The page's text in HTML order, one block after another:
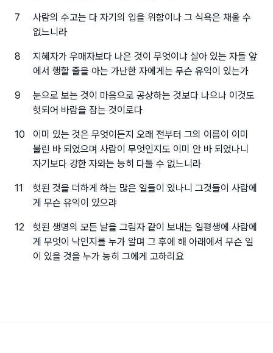
7
사람의 수고는 다 자기의 입을 위함이나 그 식욕은 채울 수
없느니라
8
지혜자가 우매자보다 나은 것이 무엇이냐 살아 있는 자들 앞
에서 행할 줄을 아는 가난한 자에게는 무슨 유익이 있는가
9
눈으로 보는 것이 마음으로 공상하는 것보다 나으나 이것도
헛되어 바람을 잡는 것이로다
10
이미 있는 것은 무엇이든지 오래 전부터 그의 이름이 이미
불린 바 되었으며 사람이 무엇인지도 이미 안 바 되었나니
자기보다 강한 자와는 능히 다툴 수 없느니라
11
헛된 것을 더하게 하는 많은 일들이 있나니 그것들이 사람에
게 무슨 유익이 있으랴
12
헛된 생명의 모든 날을 그림자 같이 보내는 일평생에 사람에
게 무엇이 낙인지를 누가 알며 그 후에 해 아래에서 무슨 일
이 있을 것을 누가 능히 그에게 고하리요